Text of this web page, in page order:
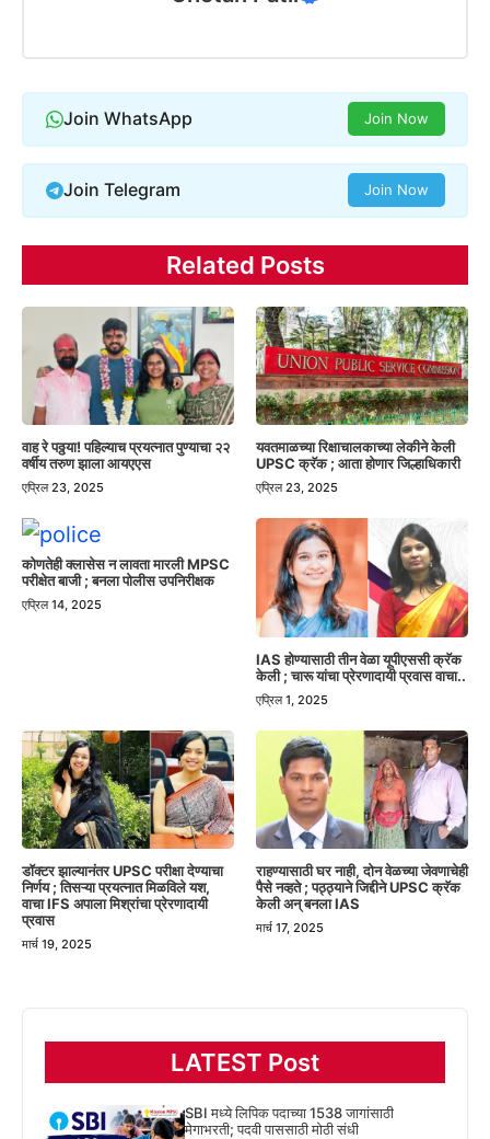
Join WhatsApp Join Now
Join Telegram Join Now
Related Posts
वाह रे पठ्ठया! पहिल्याच प्रयत्नात पुण्याचा २२
वर्षीय तरुण झाला आयएएस
एप्रिल 23, 2025
यवतमाळच्या रिक्षाचालकाच्या लेकीने केली
UPSC क्रॅक ; आता होणार जिल्हाधिकारी
एप्रिल 23, 2025
कोणतेही क्लासेस न लावता मारली MPSC
परीक्षेत बाजी ; बनला पोलीस उपनिरीक्षक
एप्रिल 14, 2025
IAS होण्यासाठी तीन वेळा यूपीएससी क्रॅक
केली ; चारू यांचा प्रेरणादायी प्रवास वाचा..
एप्रिल 1, 2025
डॉक्टर झाल्यानंतर UPSC परीक्षा देण्याचा
निर्णय ; तिसऱ्या प्रयत्नात मिळविले यश,
वाचा IFS अपाला मिश्रांचा प्रेरणादायी
प्रवास
मार्च 19, 2025
राहण्यासाठी घर नाही, दोन वेळच्या जेवणाचेही
पैसे नव्हते ; पठ्ठ्याने जिद्दीने UPSC क्रॅक
केली अन् बनला IAS
मार्च 17, 2025
LATEST Post
SBI मध्ये लिपिक पदाच्या 1538 जागांसाठी
मेगाभरती; पदवी पाससाठी मोठी संधी